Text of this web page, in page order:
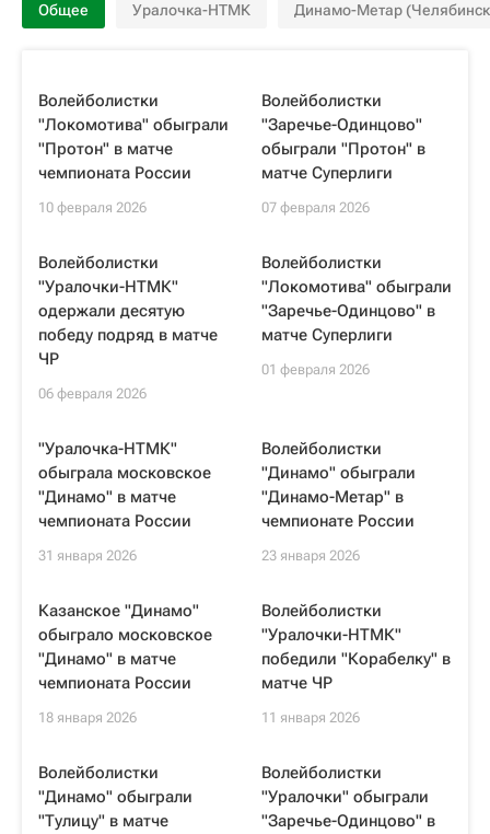
Общее Уралочка-НТМК Динамо-Метар
Волейболистки
"Локомотива" обыграли
"Протон" в матче
чемпионата России
10 февраля 2026
Волейболистки
"Заречье-Одинцово"
обыграли "Протон" в
матче Суперлиги
07 февраля 2026
Волейболистки
"Уралочки-НТМК"
одержали десятую
победу подряд в матче
ЧР
06 февраля 2026
Волейболистки
"Локомотива" обыграли
"Заречье-Одинцово" в
матче Суперлиги
01 февраля 2026
"Уралочка-НТМК"
обыграла московское
"Динамо" в матче
чемпионата России
31 января 2026
Волейболистки
"Динамо" обыграли
"Динамо-Метар" в
чемпионате России
23 января 2026
Казанское "Динамо"
обыграло московское
"Динамо" в матче
чемпионата России
18 января 2026
Волейболистки
"Уралочки-НТМК"
победили "Корабелку" в
матче ЧР
11 января 2026
Волейболистки
"Динамо" обыграли
"Тулицу" в матче
Волейболистки
"Уралочки" обыграли
"Заречье-Одинцово" в